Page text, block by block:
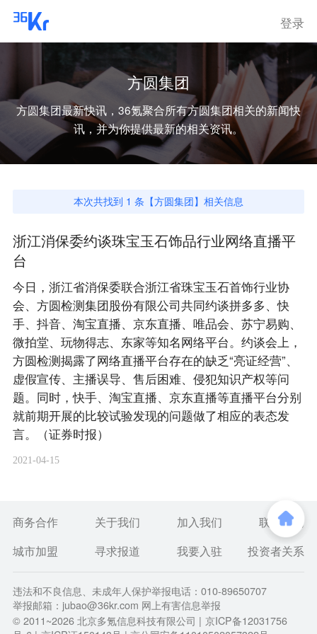
登录
方圆集团
方圆集团最新快讯，36氪聚合所有方圆集团相关的新闻快
讯，并为你提供最新的相关资讯。
本次共找到 1 条【方圆集团】相关信息
浙江消保委约谈珠宝玉石饰品行业网络直播平
台
今日，浙江省消保委联合浙江省珠宝玉石首饰行业协
会、方圆检测集团股份有限公司共同约谈拼多多、快
手、抖音、淘宝直播、京东直播、唯品会、苏宁易购、
微拍堂、玩物得志、东家等知名网络平台。约谈会上，
方圆检测揭露了网络直播平台存在的缺乏“亮证经营”、
虚假宣传、主播误导、售后困难、侵犯知识产权等问
题。同时，快手、淘宝直播、京东直播等直播平台分别
就前期开展的比较试验发现的问题做了相应的表态发
言。（证券时报）
2021-04-15
商务合作 关于我们 加入我们
联系我们
城市加盟
寻求报道 我要入驻 投资者关系
违法和不良信息、未成年人保护举报电话：010-89650707
举报邮箱：jubao@36kr.com 网上有害信息举报
© 2011~2026北京多氪信息科技有限公司 | 京ICP备12031756